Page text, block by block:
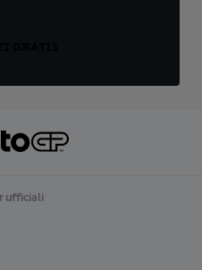
ufficiali